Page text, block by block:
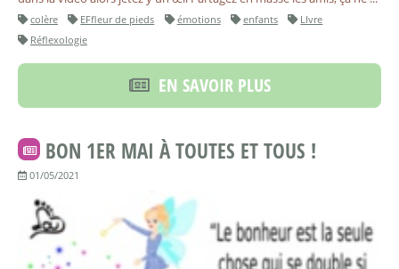
colère EFfleur de pieds émotions enfants
LIvre
Réflexologie
EN SAVOIR PLUS
BON 1ER MAI À TOUTES ET TOUS !
01/05/2021